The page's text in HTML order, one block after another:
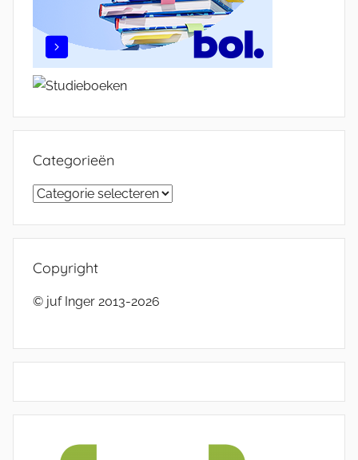
Categorieën
Categorieën
Copyright
© juf Inger 2013-2026